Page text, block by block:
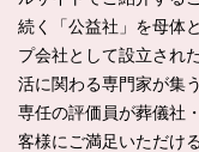
続く「公益社」を母体
プ会社として設立され
活に関わる専門家が集
専任の評価員が葬儀社
客様にご満足いただけ